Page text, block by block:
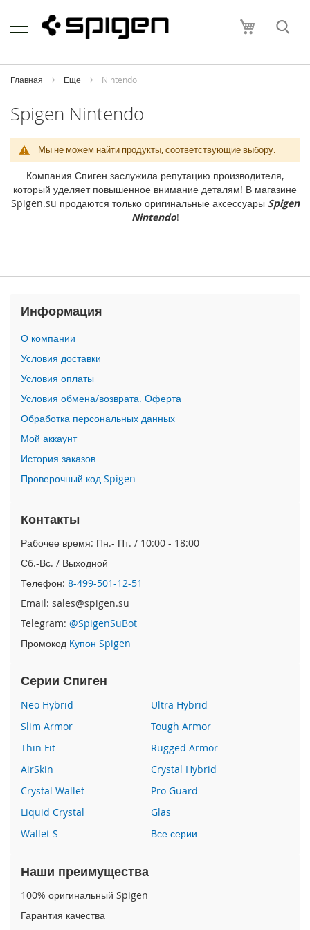
to
Content
Моя
h
o
i
P
h
e
1
M
P
h
o
n
e
1
7
P
r
o
i
o
n
e
A
i
r
i
P
h
e
7
P
h
o
n
1
6
P
o
a
Главная Еще Nintendo
Spigen Nintendo
Мы не можем найти продукты, соответствующие выбору.
Компания Спиген заслужила репутацию производителя,
который уделяет повышенное внимание деталям! В магазине
Spigen.su продаются только оригинальные аксессуары Spigen
Nintendo!
Информация
О компании
Условия доставки
Условия оплаты
Условия обмена/возврата. Оферта
Обработка персональных данных
Мой аккаунт
История заказов
Проверочный код Spigen
Контакты
Рабочее время: Пн.- Пт. / 10:00 - 18:00
Сб.-Вс. / Выходной
Телефон: 8-499-501-12-51
Email: sales@spigen.su
Telegram: @SpigenSuBot
Промокод Купон Spigen
Серии Спиген
Neo Hybrid
Ultra Hybrid
Slim Armor
Tough Armor
Thin Fit
Rugged Armor
AirSkin
Crystal Hybrid
Crystal Wallet
Pro Guard
Liquid Crystal
Glas
Wallet S
Все серии
Наши преимущества
100% оригинальный Spigen
Гарантия качества